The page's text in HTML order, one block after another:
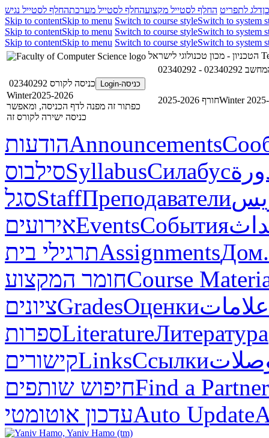
דלג לתפריט החלף לסטייל מקצועהחלף לסטייל מערכתהחלף לסטייל נגיש
Skip to contentSkip to menu Switch to course styleSwitch to system
Skip to contentSkip to menu Switch to course styleSwitch to system
Skip to contentSkip to menu Switch to course styleSwitch to system
המחשב
כניסה-Login
כניסה לקורס 02340292
Winter2025-2026
כפתור זה מפנה לדף הכניסה, ומאפשר
כניסה ישירה לקורס זה
חורף 2025-2026Winter
הודעותAnnouncements
סילבוסSyllabusСилабус
סגלStaffПреподаватели
אירועיםEventsСобытия
תרגילי ביתAssignmentsДом.
חומר המקצועCourse
ציוניםGradesОценкиعلامات
ספרותLiteratureЛитература
קישוריםLinksСсылки
חיפוש שותפיםFind a Partner
עדכון אוטומטיAuto Update